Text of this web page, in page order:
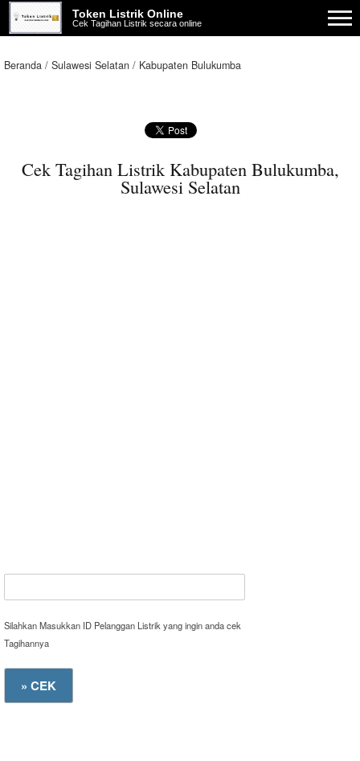
Token Listrik Online
Cek Tagihan Listrik secara online
Beranda Sulawesi Selatan Kabupaten Bulukumba
Cek Tagihan Listrik Kabupaten Bulukumba,
Sulawesi Selatan
Silahkan Masukkan ID Pelanggan Listrik yang ingin anda cek
Tagihannya